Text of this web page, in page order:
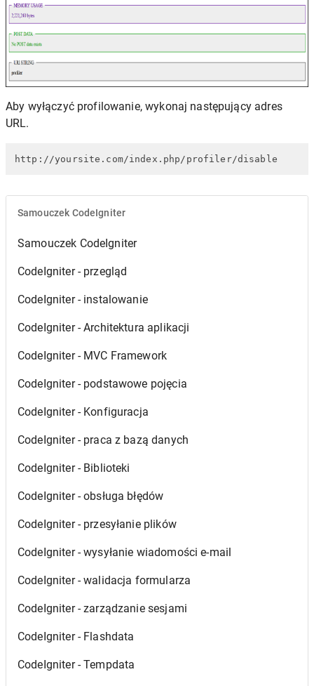
Aby wyłączyć profilowanie, wykonaj następujący adres
URL.
http://yoursite.com/index.php/profiler/disable
Samouczek CodeIgniter
Samouczek CodeIgniter
CodeIgniter - przegląd
CodeIgniter - instalowanie
CodeIgniter - Architektura aplikacji
CodeIgniter - MVC Framework
CodeIgniter - podstawowe pojęcia
CodeIgniter - Konfiguracja
CodeIgniter - praca z bazą danych
CodeIgniter - Biblioteki
CodeIgniter - obsługa błędów
CodeIgniter - przesyłanie plików
CodeIgniter - wysyłanie wiadomości e-mail
CodeIgniter - walidacja formularza
CodeIgniter - zarządzanie sesjami
CodeIgniter - Flashdata
CodeIgniter - Tempdata